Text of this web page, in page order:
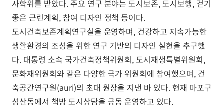
사학위를 받았다. 주요 연구 분야는 도시보존, 도시보행, 걷기
좋은 근린계획, 참여 디자인 정책 등이다.
도시건축보존계획연구실을 운영하며, 건강하고 지속가능한
생활환경의 조성을 위한 연구 기반의 디자인 실현을 추구했
다. 대통령 소속 국가건축정책위원회, 도시재생특별위원회,
문화재위원회와 같은 다양한 국가 위원회에 참여했으며, 건
축공간연구원(auri)의 초대 원장을 지낸 바 있다. 현재 마포구
성산동에서 책방 도시상담을 공동 운영하고 있다.